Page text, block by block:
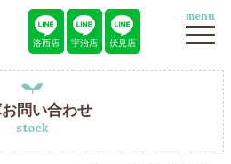
洛西店 宇治店 伏見店
menu
問い合わせ
stock